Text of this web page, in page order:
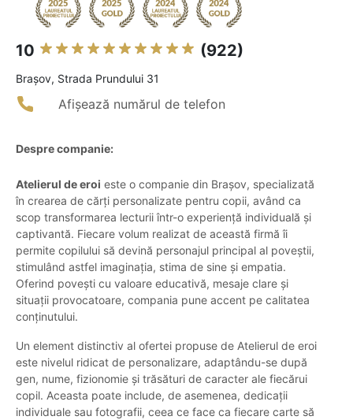
10 (922)
Braşov, Strada Prundului 31
Afișează numărul de telefon
Despre companie:
Atelierul de eroi este o companie din Brașov, specializată
în crearea de cărți personalizate pentru copii, având ca
scop transformarea lecturii într-o experiență individuală și
captivantă. Fiecare volum realizat de această firmă îi
permite copilului să devină personajul principal al poveștii,
stimulând astfel imaginația, stima de sine și empatia.
Oferind povești cu valoare educativă, mesaje clare și
situații provocatoare, compania pune accent pe calitatea
conținutului.
Un element distinctiv al ofertei propuse de Atelierul de eroi
este nivelul ridicat de personalizare, adaptându-se după
gen, nume, fizionomie și trăsături de caracter ale fiecărui
copil. Aceasta poate include, de asemenea, dedicații
individuale sau fotografii, ceea ce face ca fiecare carte să